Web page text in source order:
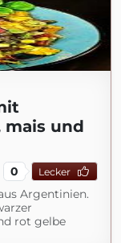
und
0 Lecker
Argentinien.
rot gelbe